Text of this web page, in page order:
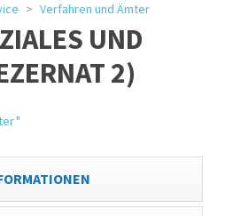
Verfahren und Ämter
UND
2)
"